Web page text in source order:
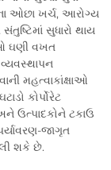
ઓછા ખર્ચ, આરોગ્ય
સુધારો થાય
ઘણી વખત
વ્યવસ્થાપન
મહત્વાકાંક્ષાઓ
કોર્પોરેટ
ઉત્પાદકોને ટકાઉ
જાગૃત
શકે છે.